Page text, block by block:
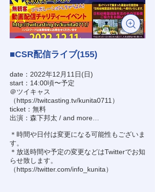
■CSR配信ライブ(155)
date：2022年12月11日(日)
start：14:00頃〜予定
＠ツイキャス
（https://twitcasting.tv/kunita0711 ）
ticket：無料
出演：森下邦太 / and more…
＊時間や日付は変更になる可能性もございま
す。
＊放送時間や予定の変更などはTwitterでお知
らせ致します。
（https://twitter.com/info_kunita）